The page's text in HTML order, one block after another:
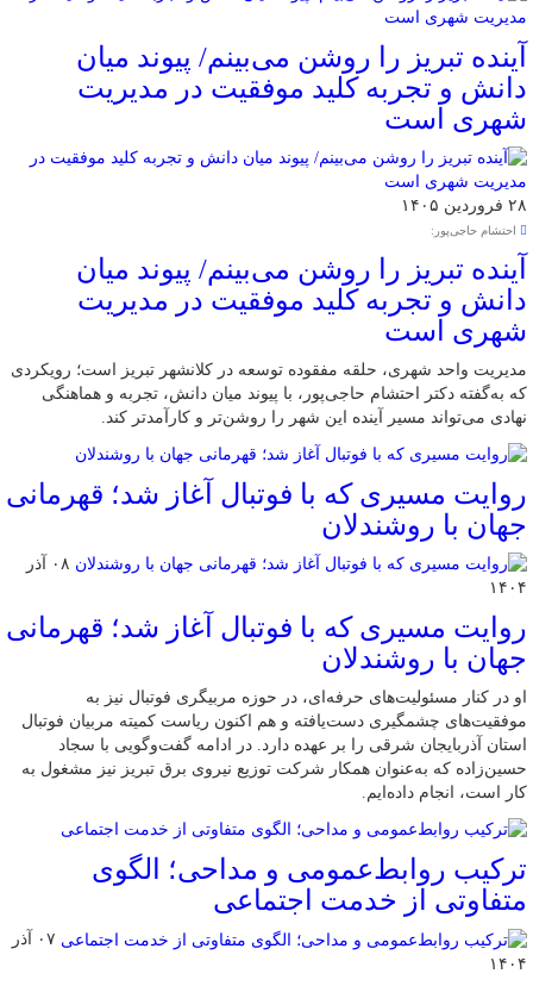
آینده تبریز را روشن می‌بینم/ پیوند میان
دانش و تجربه کلید موفقیت در مدیریت
شهری است
۲۸ فروردین ۱۴۰۵
احتشام حاجی‌پور:
آینده تبریز را روشن می‌بینم/ پیوند میان
دانش و تجربه کلید موفقیت در مدیریت
شهری است
مدیریت واحد شهری، حلقه مفقوده توسعه در کلانشهر تبریز است؛ رویکردی
که به‌گفته دکتر احتشام حاجی‌پور، با پیوند میان دانش، تجربه و هماهنگی
نهادی می‌تواند مسیر آینده این شهر را روشن‌تر و کارآمدتر کند.
روایت مسیری که با فوتبال آغاز شد؛ قهرمانی
جهان با روشندلان
۰۸ آذر
۱۴۰۴
روایت مسیری که با فوتبال آغاز شد؛ قهرمانی
جهان با روشندلان
او در کنار مسئولیت‌های حرفه‌ای، در حوزه مربیگری فوتبال نیز به
موفقیت‌های چشمگیری دست‌یافته و هم اکنون ریاست کمیته مربیان فوتبال
استان آذربایجان شرقی را بر عهده دارد. در ادامه گفت‌وگویی با سجاد
حسین‌زاده که به‌عنوان همکار شرکت توزیع نیروی برق تبریز نیز مشغول به
کار است، انجام داده‌ایم.
ترکیب روابط‌عمومی و مداحی؛ الگوی
متفاوتی از خدمت اجتماعی
۰۷ آذر
۱۴۰۴